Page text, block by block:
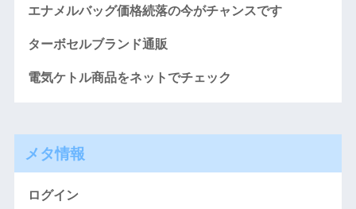
エナメルバッグ価格続落の今がチャンスです
ターボセルブランド通販
電気ケトル商品をネットでチェック
メタ情報
ログイン